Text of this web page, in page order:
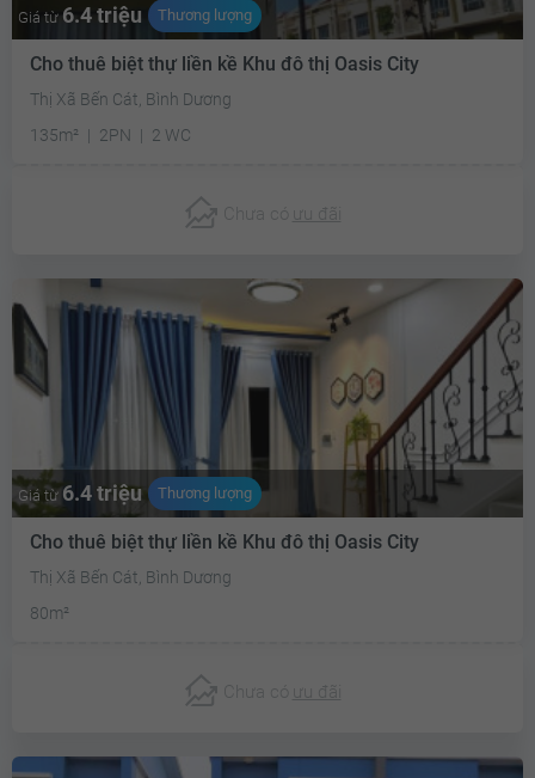
Giá từ 6.4 triệu Thương lượng
Cho thuê biệt thự liền kề Khu đô thị Oasis City
Thị Xã Bến Cát, Bình Dương
135m²
2PN 2 WC
Chưa có ưu đãi
Giá từ 6.4 triệu Thương lượng
Cho thuê biệt thự liền kề Khu đô thị Oasis City
Thị Xã Bến Cát, Bình Dương
80m²
Chưa có ưu đãi